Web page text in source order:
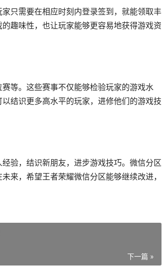
只需要在相应时刻内登录签到，就能领取丰
趣味性，也让玩家能够更容易地获得游戏资
等。这些赛事不仅能够检验玩家的游戏水
结识更多高水平的玩家，进修他们的游戏技
验，结识新朋友，进步游戏技巧。微信分区
来，希望王者荣耀微信分区能够继续改进，
下一篇 »